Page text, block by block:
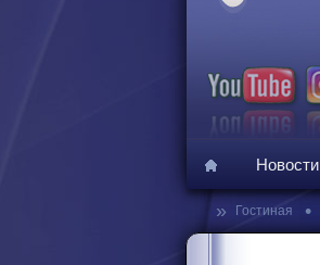
Новости
» Гостиная •